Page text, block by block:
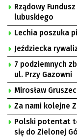
Rządowy
lubuskiego
Lechia poszuka
Jeździecka
7 podziemnych
ul. Przy Gazowni
Mirosław
Za nami kolejne
Polski potentat
się do Zielonej